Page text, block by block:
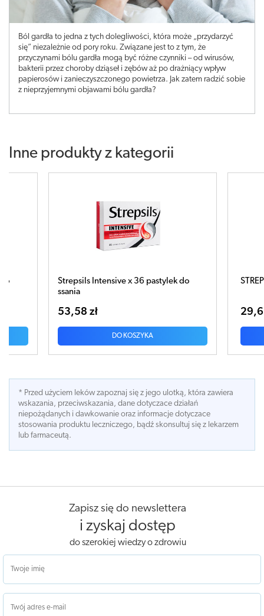
Ból gardła to jedna z tych dolegliwości, która może „przydarzyć
się” niezależnie od pory roku. Związane jest to z tym, że
przyczynami bólu gardła mogą być różne czynniki – od wirusów,
bakterii przez choroby dziąseł i zębów aż po drażniący wpływ
papierosów i zanieczyszczonego powietrza. Jak zatem radzić sobie
z nieprzyjemnymi objawami bólu gardła?
Inne produkty z kategorii
do STREPSILS Intensiv x 16 tabl. do ssania
29,67 zł
DO KOSZYKA
* Przed użyciem leków zapoznaj się z jego ulotką, która zawiera
wskazania, przeciwskazania, dane dotyczace działań
niepożądanych i dawkowanie oraz informacje dotyczace
stosowania produktu leczniczego, bądź skonsultuj się z lekarzem
lub farmaceutą.
Zapisz się do newslettera
i zyskaj dostęp
do szerokiej wiedzy o zdrowiu